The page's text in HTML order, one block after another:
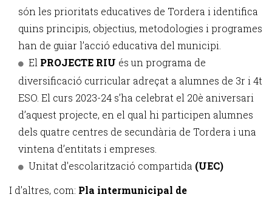
són les prioritats educatives de Tordera i identifica
quins principis, objectius, metodologies i programes
han de guiar l’acció educativa del municipi.
El PROJECTE RIU és un programa de
diversificació curricular adreçat a alumnes de 3r i 4t
ESO. El curs 2023-24 s’ha celebrat el 20è aniversari
d’aquest projecte, en el qual hi participen alumnes
dels quatre centres de secundària de Tordera i una
vintena d’entitats i empreses.
Unitat d'escolarització compartida (UEC)
I d’altres, com: Pla intermunicipal de